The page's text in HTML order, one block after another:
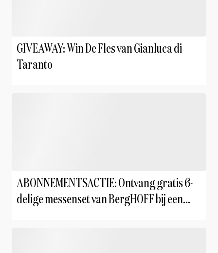
GIVEAWAY: Win De Fles van Gianluca di
Taranto
ABONNEMENTSACTIE: Ontvang gratis 6-
delige messenset van BergHOFF bij een